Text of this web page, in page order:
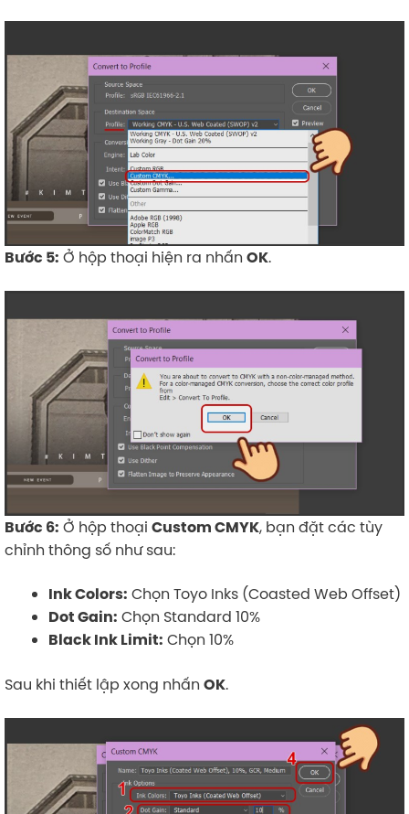
Bước 5: Ở hộp thoại hiện ra nhấn OK.
Bước 6: Ở hộp thoại Custom CMYK, bạn đặt các tùy
chỉnh thông số như sau:
Ink Colors: Chọn Toyo Inks (Coasted Web Offset)
Dot Gain: Chọn Standard 10%
Black Ink Limit: Chọn 10%
Sau khi thiết lập xong nhấn OK.